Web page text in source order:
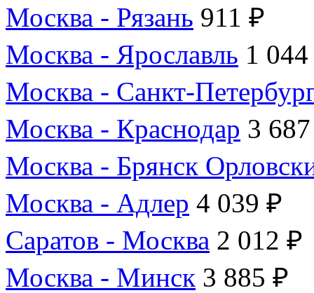
Москва - Рязань 911 ₽
Москва - Ярославль 1
Москва - Санкт-
Москва - Краснодар 3
Москва - Брянск
Москва - Адлер 4 039 ₽
Саратов - Москва 2 012 ₽
Москва - Минск 3 885 ₽